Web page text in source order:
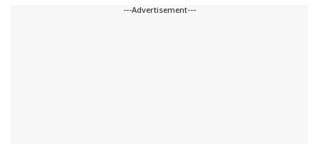
---Advertisement---